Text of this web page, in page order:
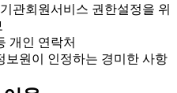
관회원서비스 권한설정을 위
개인 연락처
원이 인정하는 경미한 사항